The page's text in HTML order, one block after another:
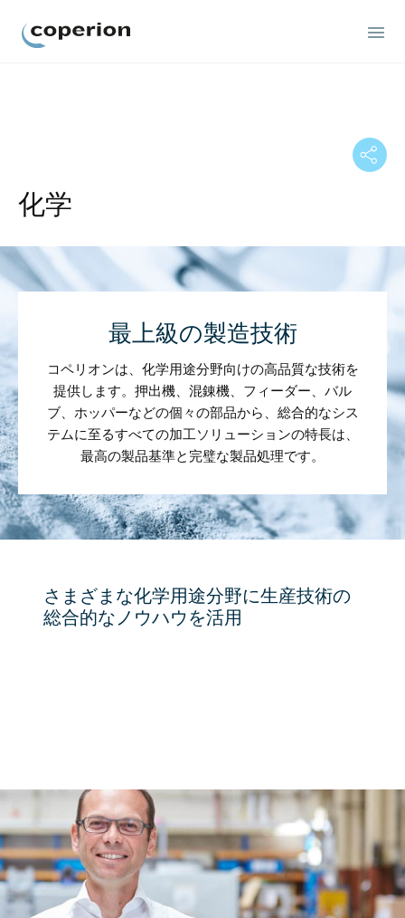
化学
最上級の製造技術
コペリオンは、化学用途分野向けの高品質な技術を
提供します。押出機、混錬機、フィーダー、バル
ブ、ホッパーなどの個々の部品から、総合的なシス
テムに至るすべての加工ソリューションの特長は、
最高の製品基準と完璧な製品処理です。
さまざまな化学用途分野に生産技術の
総合的なノウハウを活用